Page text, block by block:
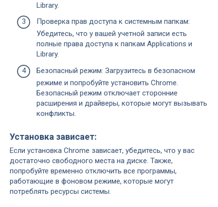
Library.
Проверка прав доступа к системным папкам:
Убедитесь, что у вашей учетной записи есть
полные права доступа к папкам Applications и
Library.
Безопасный режим: Загрузитесь в безопасном
режиме и попробуйте установить Chrome.
Безопасный режим отключает сторонние
расширения и драйверы, которые могут вызывать
конфликты.
Установка зависает:
Если установка Chrome зависает, убедитесь, что у вас
достаточно свободного места на диске. Также,
попробуйте временно отключить все программы,
работающие в фоновом режиме, которые могут
потреблять ресурсы системы.